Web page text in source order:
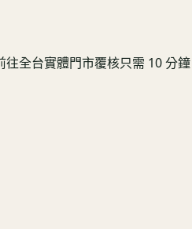
往全台實體門市覆核只需 10 分